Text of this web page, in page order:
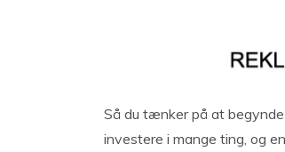
Så du tænker på at
investere i mange ting, og